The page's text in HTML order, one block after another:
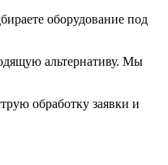
оборудование под
альтернативу. Мы
обработку заявки и